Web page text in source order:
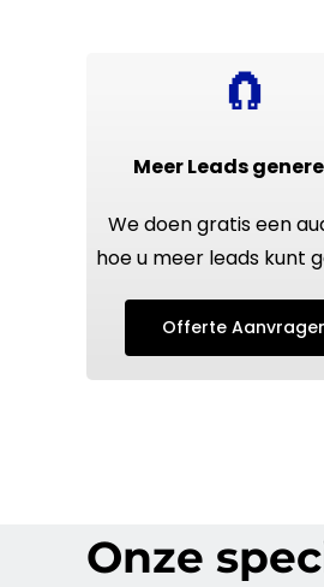
🧲
Meer Leads
We doen gratis een
hoe u meer leads kunt
Offerte
Onze